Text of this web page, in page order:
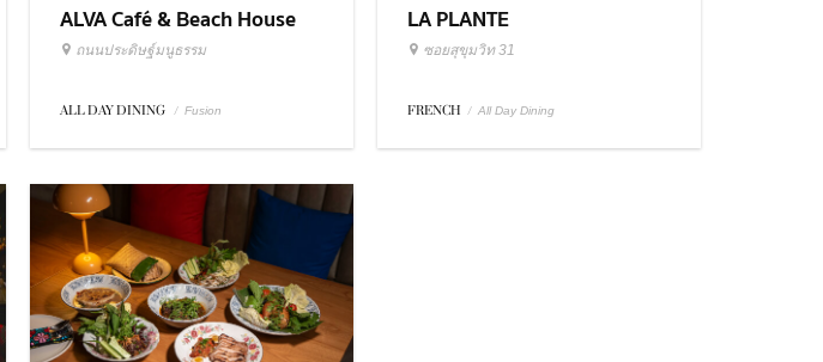
ALVA Café & Beach House
ถนนประดิษฐ์มนูธรรม
ALL DAY DINING / Fusion
LA PLANTE
ซอยสุขุมวิท 31
FRENCH / All Day Dining